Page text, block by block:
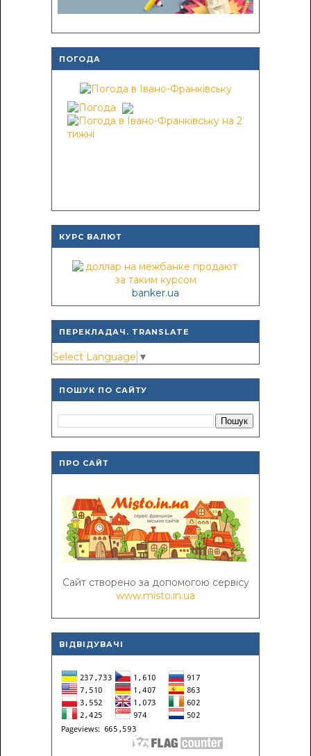
ПОГОДА
КУРС ВАЛЮТ
banker.ua
ПЕРЕКЛАДАЧ. TRANSLATE
Select Language ▼
ПОШУК ПО САЙТУ
ПРО САЙТ
Сайт створено за допомогою сервісу
www.misto.in.ua
ВІДВІДУВАЧІ